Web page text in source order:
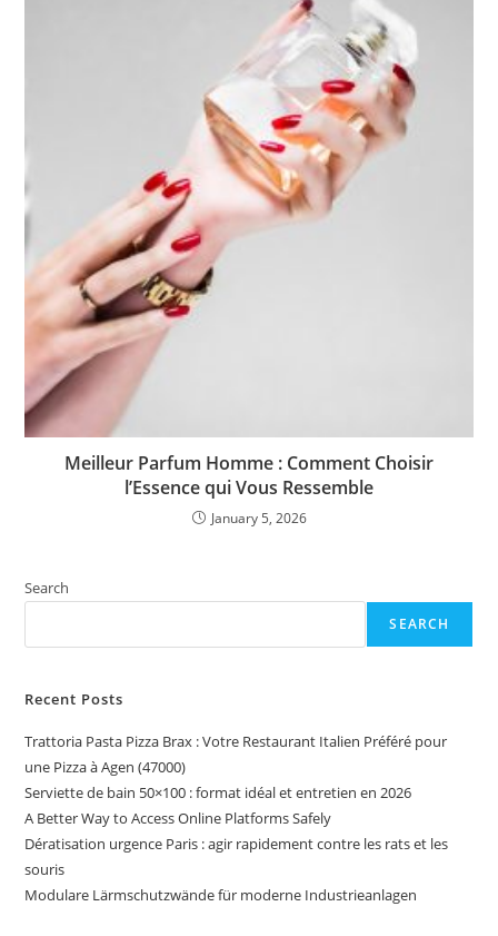
Meilleur Parfum Homme : Comment Choisir
l’Essence qui Vous Ressemble
January 5, 2026
Search
SEARCH
Recent Posts
Trattoria Pasta Pizza Brax : Votre Restaurant Italien Préféré pour
une Pizza à Agen (47000)
Serviette de bain 50×100 : format idéal et entretien en 2026
A Better Way to Access Online Platforms Safely
Dératisation urgence Paris : agir rapidement contre les rats et les
souris
Modulare Lärmschutzwände für moderne Industrieanlagen